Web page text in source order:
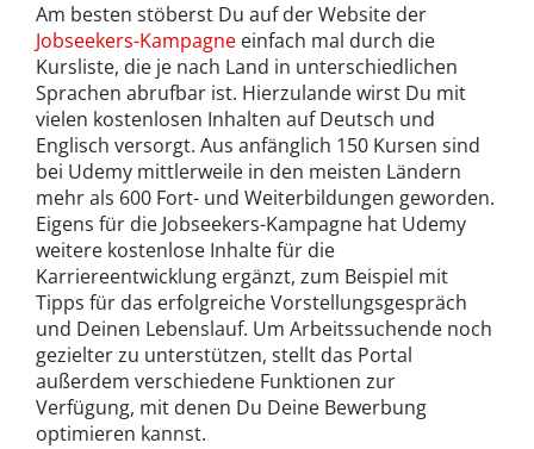
Am besten stöberst Du auf der Website der
Jobseekers-Kampagne einfach mal durch die
Kursliste, die je nach Land in unterschiedlichen
Sprachen abrufbar ist. Hierzulande wirst Du mit
vielen kostenlosen Inhalten auf Deutsch und
Englisch versorgt. Aus anfänglich 150 Kursen sind
bei Udemy mittlerweile in den meisten Ländern
mehr als 600 Fort- und Weiterbildungen geworden.
Eigens für die Jobseekers-Kampagne hat Udemy
weitere kostenlose Inhalte für die
Karriereentwicklung ergänzt, zum Beispiel mit
Tipps für das erfolgreiche Vorstellungsgespräch
und Deinen Lebenslauf. Um Arbeitssuchende noch
gezielter zu unterstützen, stellt das Portal
außerdem verschiedene Funktionen zur
Verfügung, mit denen Du Deine Bewerbung
optimieren kannst.